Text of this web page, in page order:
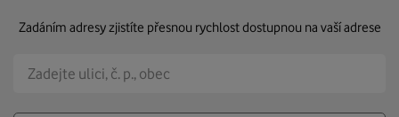
Zadáním adresy zjistíte přesnou rychlost dostupnou na vaší adrese